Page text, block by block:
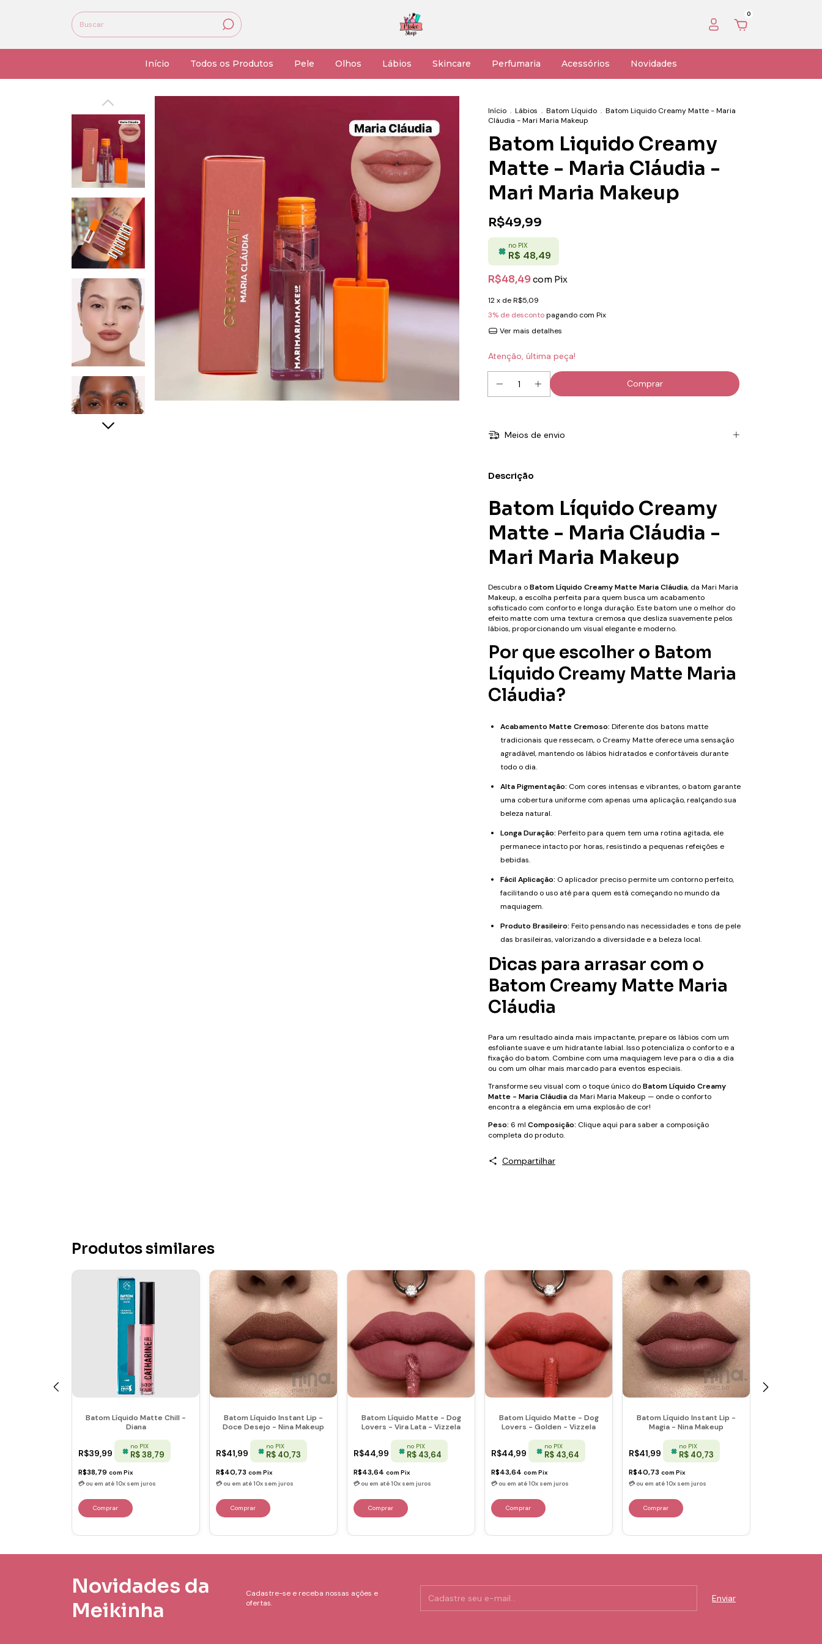
0
Início Todos os Produtos Pele Olhos Lábios Skincare Perfumaria Acessórios Novidades
Início . Lábios . Batom Líquido . Batom Liquido Creamy Matte - Maria
Cláudia - Mari Maria Makeup
Batom Liquido Creamy
Matte - Maria Cláudia -
Mari Maria Makeup
R$49,99
no PIX
R$ 48,49
R$48,49com Pix
12x deR$5,09
3% de descontopagando com Pix
Ver mais detalhes
Atenção, última peça!
Meios de envio
Descrição
Batom Líquido Creamy
Matte - Maria Cláudia -
Mari Maria Makeup
Descubra oBatom Líquido Creamy Matte Maria Cláudia, da Mari Maria
Makeup, a escolha perfeita para quem busca um acabamento
sofisticado com conforto e longa duração. Este batom une o melhor do
efeito matte com uma textura cremosa que desliza suavemente pelos
lábios, proporcionando um visual elegante e moderno.
Por que escolher o Batom
Líquido Creamy Matte Maria
Cláudia?
Acabamento Matte Cremoso: Diferente dos batons matte
tradicionais que ressecam, o Creamy Matte oferece uma sensação
agradável, mantendo os lábios hidratados e confortáveis durante
todo o dia.
Alta Pigmentação: Com cores intensas e vibrantes, o batom garante
uma cobertura uniforme com apenas uma aplicação, realçando sua
beleza natural.
Longa Duração: Perfeito para quem tem uma rotina agitada, ele
permanece intacto por horas, resistindo a pequenas refeições e
bebidas.
Fácil Aplicação: O aplicador preciso permite um contorno perfeito,
facilitando o uso até para quem está começando no mundo da
maquiagem.
Produto Brasileiro: Feito pensando nas necessidades e tons de pele
das brasileiras, valorizando a diversidade e a beleza local.
Dicas para arrasar com o
Batom Creamy Matte Maria
Cláudia
Para um resultado ainda mais impactante, prepare os lábios com um
esfoliante suave e um hidratante labial. Isso potencializa o conforto e a
fixação do batom. Combine com uma maquiagem leve para o dia a dia
ou com um olhar mais marcado para eventos especiais.
Transforme seu visual com o toque único doBatom Líquido Creamy
Matte - Maria Cláudia da Mari Maria Makeup — onde o conforto
encontra a elegância em uma explosão de cor!
Peso: 6 ml Composição: Clique aqui para saber a composição
completa do produto.
Compartilhar
Produtos similares
Batom Líquido Matte Chill -
Diana
R$39,99
no PIX
R$ 38,79
R$38,79 com Pix
Batom Líquido Instant Lip -
Doce Desejo - Nina Makeup
R$41,99
no PIX
R$ 40,73
R$40,73 com Pix
Batom Líquido Matte - Dog
Lovers - Vira Lata - Vizzela
R$44,99
no PIX
R$ 43,64
R$43,64 com Pix
Batom Líquido Matte - Dog
Lovers - Golden - Vizzela
R$44,99
no PIX
R$ 43,64
R$43,64 com Pix
Batom Líquido Instant Lip -
Magia - Nina Makeup
R$41,99
no PIX
R$ 40,73
R$40,73 com Pix
Novidades da
Meikinha
Cadastre-se e receba nossas ações e
ofertas.